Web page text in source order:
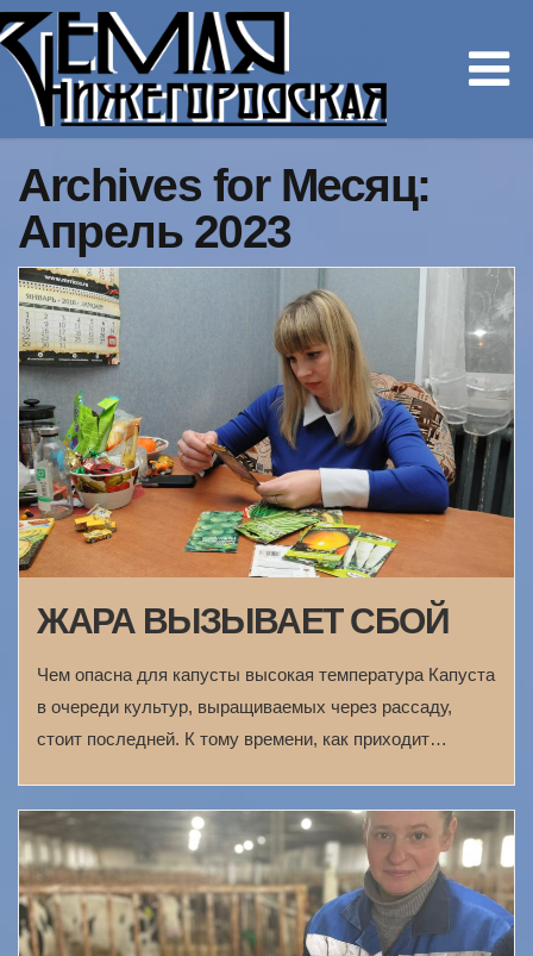
Archives for Месяц:
Апрель 2023
ЖАРА ВЫЗЫВАЕТ СБОЙ
Чем опасна для капусты высокая температура Капуста
в очереди культур, выращиваемых через рассаду,
стоит последней. К тому времени, как приходит…